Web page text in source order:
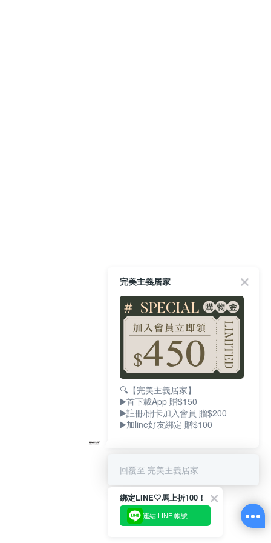
完美主義居家
🔍【完美主義居家】
▶️首下載App 贈$150
▶️註冊/開卡加入會員 贈$200
▶️加line好友綁定 贈$100
回覆至 完美主義居家
綁定LINE🤍馬上折100！
連結 LINE 帳號